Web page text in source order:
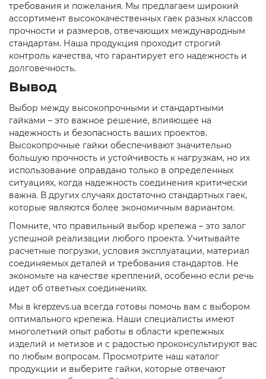
требования и пожелания. Мы предлагаем широкий
ассортимент высококачественных гаек разных классов
прочности и размеров, отвечающих международным
стандартам. Наша продукция проходит строгий
контроль качества, что гарантирует его надежность и
долговечность.
Вывод
Выбор между высокопрочными и стандартными
гайками – это важное решение, влияющее на
надежность и безопасность ваших проектов.
Высокопрочные гайки обеспечивают значительно
большую прочность и устойчивость к нагрузкам, но их
использование оправдано только в определенных
ситуациях, когда надежность соединения критически
важна. В других случаях достаточно стандартных гаек,
которые являются более экономичным вариантом.
Помните, что правильный выбор крепежа – это залог
успешной реализации любого проекта. Учитывайте
расчетные погрузки, условия эксплуатации, материал
соединяемых деталей и требования стандартов. Не
экономьте на качестве креплений, особенно если речь
идет об ответных соединениях.
Мы в krepzevs.ua всегда готовы помочь вам с выбором
оптимального крепежа. Наши специалисты имеют
многолетний опыт работы в области крепежных
изделий и метизов и с радостью проконсультируют вас
по любым вопросам. Просмотрите наш каталог
продукции и выберите гайки, которые отвечают